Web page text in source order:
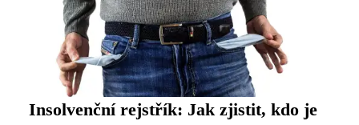
Insolvenční rejstřík: Jak zjistit, kdo je